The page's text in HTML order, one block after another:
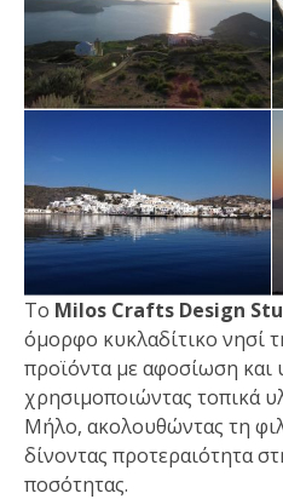
Επικοινωνία
Το Milos Crafts Design
όμορφο κυκλαδίτικο νησί
προϊόντα με αφοσίωση και
χρησιμοποιώντας τοπικά
Μήλο, ακολουθώντας τη
δίνοντας προτεραιότητα
ποσότητας.